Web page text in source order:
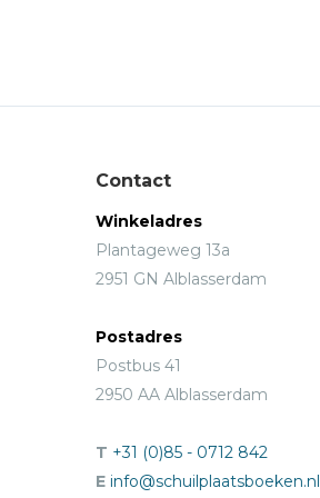
Contact
Winkeladres
Plantageweg 13a
2951 GN Alblasserdam
Postadres
Postbus 41
2950 AA Alblasserdam
T +31 (0)85 - 0712 842
E info@schuilplaatsboeken.nl